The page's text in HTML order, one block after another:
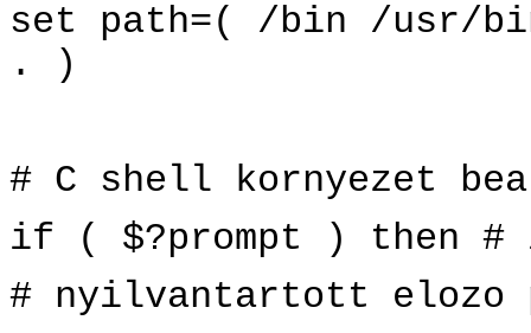
set path=( /bin /usr/
. )
# C shell kornyezet
if ( $?prompt ) then
# nyilvantartott elozo